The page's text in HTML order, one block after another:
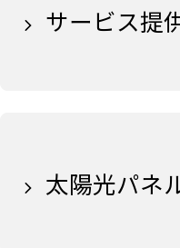
サービス提
太陽光パネ